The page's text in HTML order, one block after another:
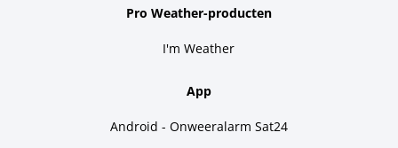
Pro Weather-producten
I'm Weather
App
Android - Onweeralarm Sat24